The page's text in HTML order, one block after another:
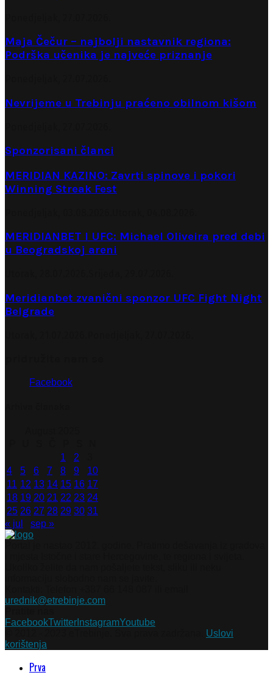
Maja Čečur – najbolji nastavnik regiona:
Podrška učenika je najveće priznanje
Nevrijeme u Trebinju praćeno obilnom kišom
Sponzorisani članci
MERIDIAN KAZINO: Zavrti spinove i pokori
Winning Streak Fest
MERIDIANBET I UFC: Michael Oliveira pred debi
u Beogradskoj areni
Meridianbet zvanični sponzor UFC Fight Night
Belgrade
Facebook
1
2
4
5 6 7 8 9
10
11 12 13 14 15 16 17
18 19 20 21 22 23 24
25 26 27 28 29 30 31
« jul
sep »
urednik@etrebinje.com
FacebookTwitter InstagramYoutube
Uslovi
korištenja
Prva